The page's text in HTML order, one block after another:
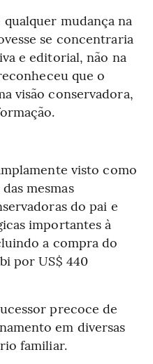
qualquer mudança na
se concentraria
e editorial, não na
que o
visão conservadora,
visto como
mesmas
do pai e
importantes à
a compra do
por US$ 440
precoce de
em diversas
familiar.